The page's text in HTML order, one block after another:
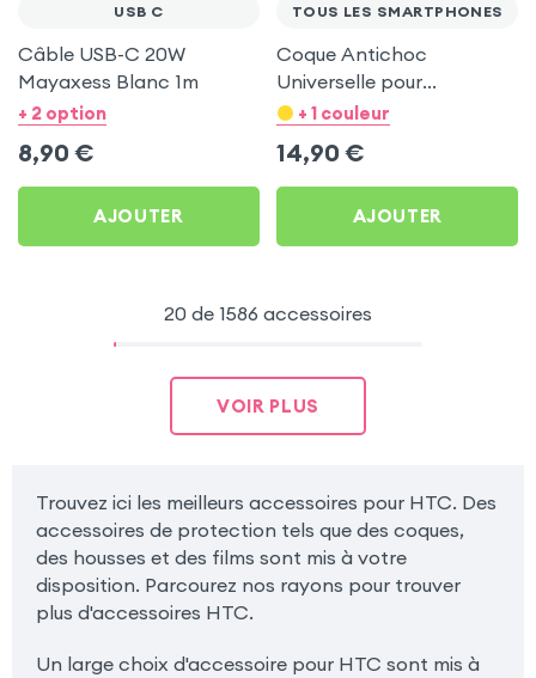
USB C
Câble USB-C 20W
Mayaxess Blanc 1m
+ 2 option
8,90 €
AJOUTER
TOUS LES SMARTPHONES
Coque Antichoc
Universelle pour
Smartphone, Coins
Support - Noir
+ 1 couleur
14,90 €
AJOUTER
20 de 1586 accessoires
VOIR PLUS
Trouvez ici les meilleurs accessoires pour HTC. Des
accessoires de protection tels que des coques,
des housses et des films sont mis à votre
disposition. Parcourez nos rayons pour trouver
plus d'accessoires HTC.
Un large choix d'accessoire pour HTC sont mis à